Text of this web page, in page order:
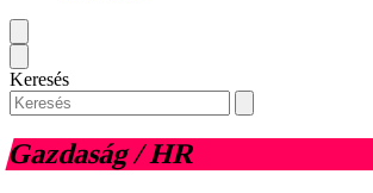
Keresés
Gazdaság / HR